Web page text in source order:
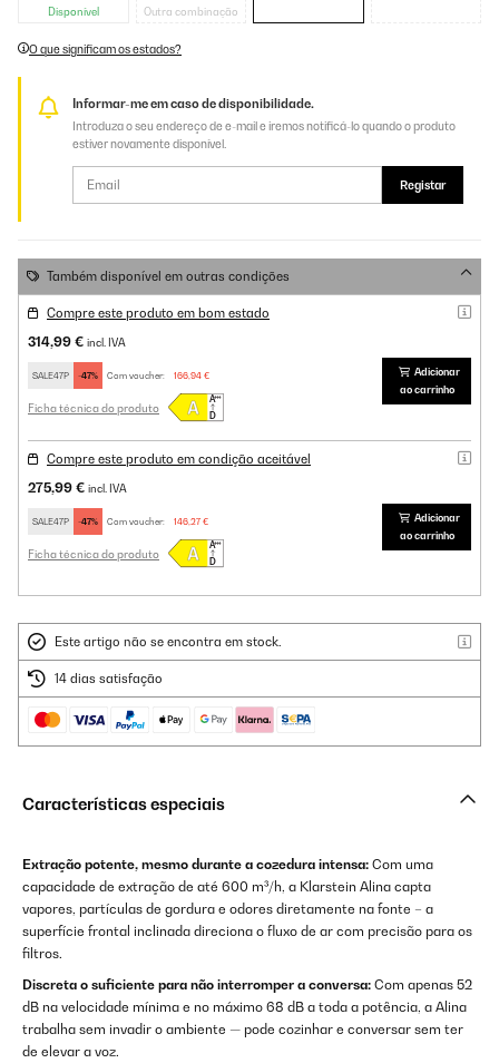
Disponível Outra combinação
O que significam os estados?
Informar-me em caso de disponibilidade.
Introduza o seu endereço de e-mail e iremos notificá-lo quando o produto
estiver novamente disponível.
Registar
Também disponível em outras condições
Compre este produto em bom estado
314,99 € incl. IVA
SALE47P -47% Com voucher: 166,94 €
Ficha técnica do produto
Adicionar
ao carrinho
Compre este produto em condição aceitável
275,99 € incl. IVA
SALE47P -47% Com voucher: 146,27 €
Ficha técnica do produto
Adicionar
ao carrinho
Este artigo não se encontra em stock.
14 dias satisfação
Características especiais
Extração potente, mesmo durante a cozedura intensa: Com uma
capacidade de extração de até 600 m³/h, a Klarstein Alina capta
vapores, partículas de gordura e odores diretamente na fonte – a
superfície frontal inclinada direciona o fluxo de ar com precisão para os
filtros.
Discreta o suficiente para não interromper a conversa: Com apenas 52
dB na velocidade mínima e no máximo 68 dB a toda a potência, a Alina
trabalha sem invadir o ambiente — pode cozinhar e conversar sem ter
de elevar a voz.